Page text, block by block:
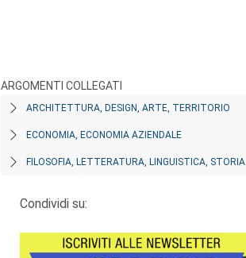
ARGOMENTI COLLEGATI
ARCHITETTURA, DESIGN, ARTE, TERRITORIO
ECONOMIA, ECONOMIA AZIENDALE
FILOSOFIA, LETTERATURA, LINGUISTICA, STORIA
Condividi su: